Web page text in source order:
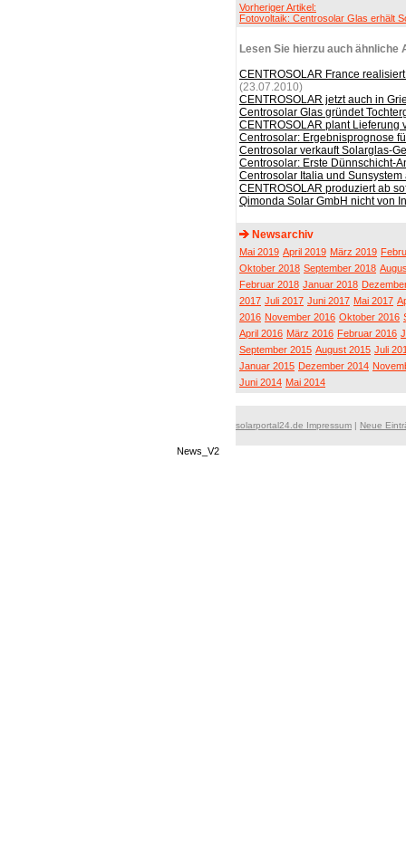
Vorheriger Artikel:
Fotovoltaik: Centrosolar Glas erhält
Lesen Sie hierzu auch ähnliche
CENTROSOLAR France
(23.07.2010)
CENTROSOLAR jetzt auch in
Centrosolar Glas gründet
CENTROSOLAR plant Lieferung
Centrosolar: Ergebnisprognose
Centrosolar verkauft Solarglas-
Centrosolar: Erste Dünnschicht-
Centrosolar Italia und
CENTROSOLAR produziert ab
Qimonda Solar GmbH nicht von
Newsarchiv
Mai 2019 April 2019 März 2019
Oktober 2018 September 2018
Februar 2018 Januar 2018
2017 Juli 2017 Juni 2017 Mai 2017
2016 November 2016 Oktober 2016
April 2016 März 2016 Februar 2016
September 2015 August 2015 Juli
Januar 2015 Dezember 2014
Juni 2014 Mai 2014
solarportal24.de Impressum | Neue
News_V2